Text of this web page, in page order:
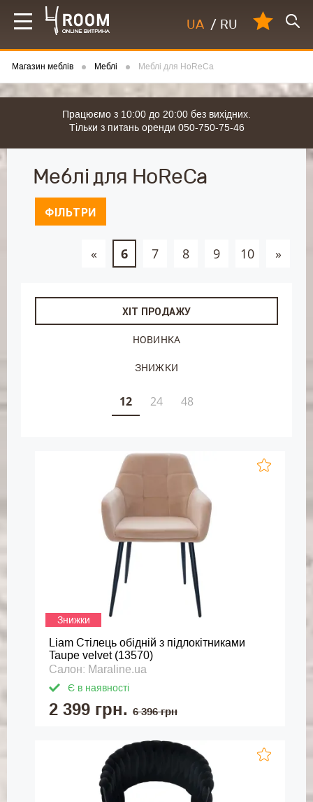
UA / RU
Магазин меблів Меблі Меблі для HoReCa
Працюємо з 10:00 до 20:00 без вихідних.
Тільки з питань оренди 050-750-75-46
Меблі для HoReCa
ФІЛЬТРИ
« 6 7 8 9 10 »
ХІТ ПРОДАЖУ
НОВИНКА
ЗНИЖКИ
12 24 48
Знижки
Liam Стілець обідній з підлокітниками
Taupe velvet (13570)
Салон: Maraline.ua
Є в наявності
2 399 грн. 6 396 грн